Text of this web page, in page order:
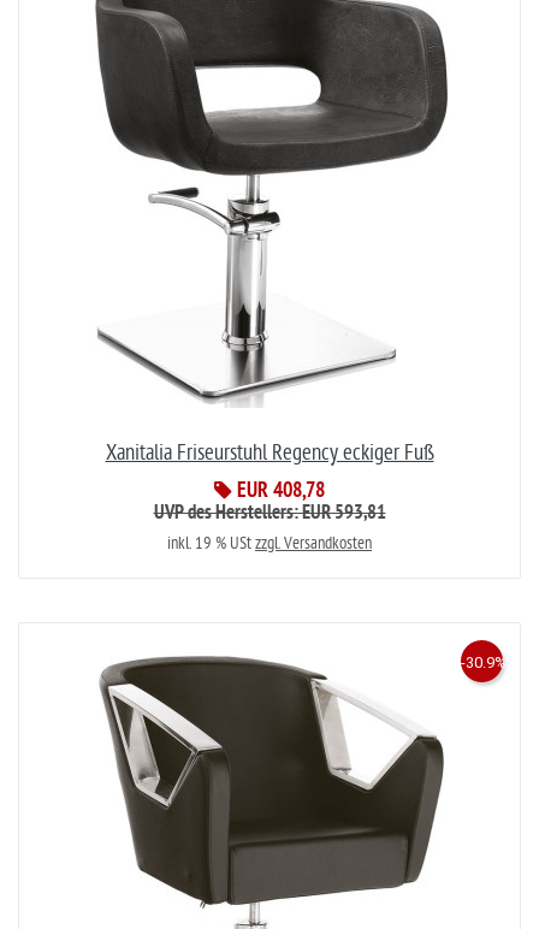
Xanitalia Friseurstuhl Regency eckiger Fuß
EUR 408,78
UVP des Herstellers: EUR 593,81
inkl. 19 % UStzzgl. Versandkosten
-30.9%